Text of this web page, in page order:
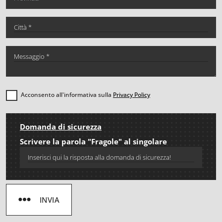
Acconsento all'informativa sulla Privacy Policy
Domanda di sicurezza
Scrivere la parola "Fragole" al singolare
INVIA